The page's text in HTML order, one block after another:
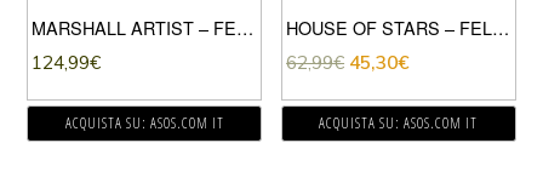
MARSHALL ARTIST – FELPA CON CAPPUCCIO MIMETICA COLOR KAKI-VERDE
124,99€
ACQUISTA SU: ASOS.COM IT
HOUSE OF STARS – FELPA BOYFRIEND CON DETTAGLI APPARISCENTI SULLE SPALLE-VERDE
62,99€ 45,30€
ACQUISTA SU: ASOS.COM IT